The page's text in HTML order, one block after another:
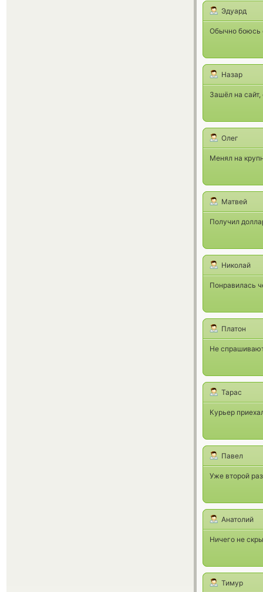
Эдуард
Обычно боюсь
Назар
Зашёл на
Олег
Менял на
Матвей
Получил
Николай
Понравилась
Платон
Не
Тарас
Курьер
Павел
Уже второй
Анатолий
Ничего не
Тимур